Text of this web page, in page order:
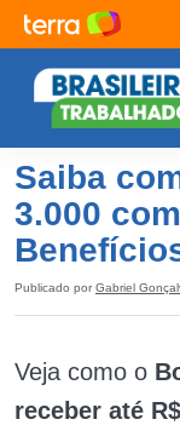
Saiba
3.000
Publicado por Gabriel
Veja como o
receber até